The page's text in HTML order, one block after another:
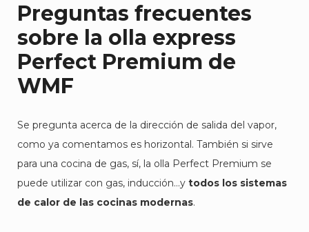
Preguntas frecuentes
sobre la olla express
Perfect Premium de
WMF
Se pregunta acerca de la dirección de salida del vapor,
como ya comentamos es horizontal. También si sirve
para una cocina de gas, sí, la olla Perfect Premium se
puede utilizar con gas, inducción…y todos los sistemas
de calor de las cocinas modernas.